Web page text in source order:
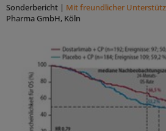
Sonderbericht | Mit freundlicher
Pharma GmbH, Köln